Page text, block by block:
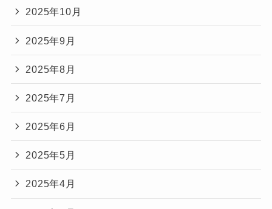
2025年10月
2025年9月
2025年8月
2025年7月
2025年6月
2025年5月
2025年4月